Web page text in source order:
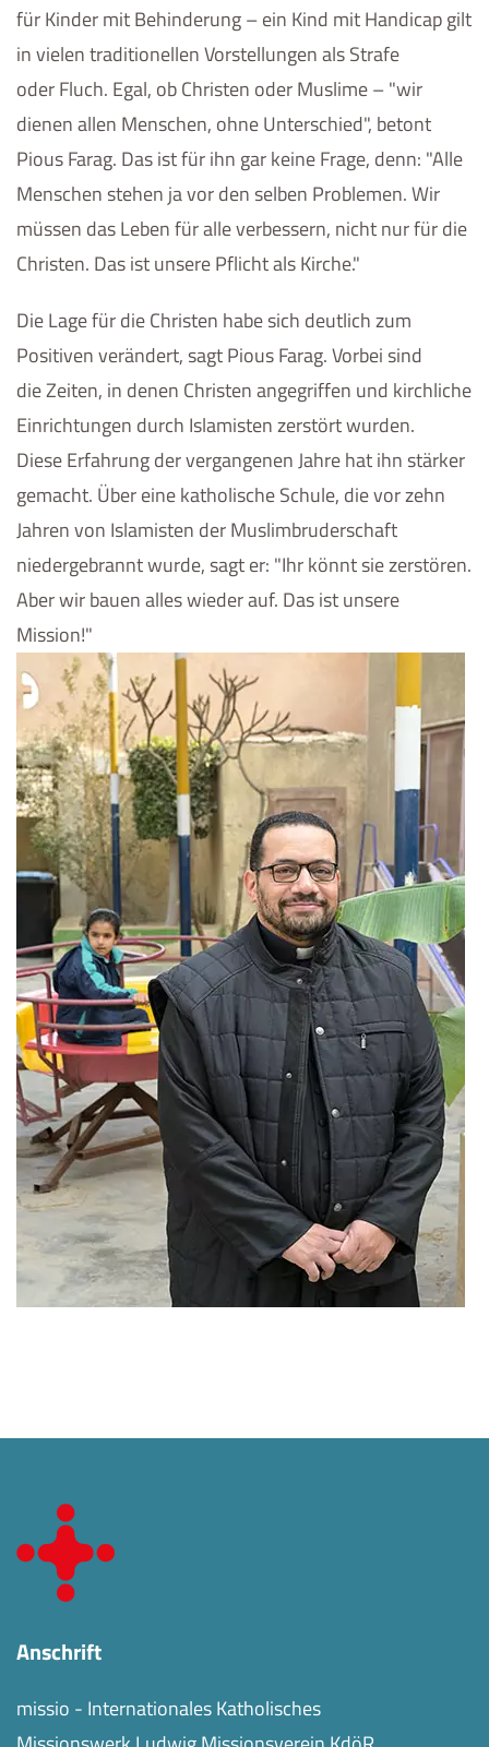
für Kinder mit Behinderung – ein Kind mit Handicap gilt
in vielen traditionellen Vorstellungen als Strafe
oder Fluch. Egal, ob Christen oder Muslime – "wir
dienen allen Menschen, ohne Unterschied", betont
Pious Farag. Das ist für ihn gar keine Frage, denn: "Alle
Menschen stehen ja vor den selben Problemen. Wir
müssen das Leben für alle verbessern, nicht nur für die
Christen. Das ist unsere Pflicht als Kirche."
Die Lage für die Christen habe sich deutlich zum
Positiven verändert, sagt Pious Farag. Vorbei sind
die Zeiten, in denen Christen angegriffen und kirchliche
Einrichtungen durch Islamisten zerstört wurden.
Diese Erfahrung der vergangenen Jahre hat ihn stärker
gemacht. Über eine katholische Schule, die vor zehn
Jahren von Islamisten der Muslimbruderschaft
niedergebrannt wurde, sagt er: "Ihr könnt sie zerstören.
Aber wir bauen alles wieder auf. Das ist unsere
Mission!"
Anschrift
missio - Internationales Katholisches